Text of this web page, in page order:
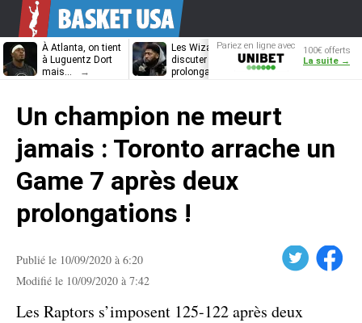
À Atlanta, on tient
à Luguentz Dort
mais…
Les Wizards vont
discuter
prolongation avec
Dennis
découvrira-t-il
Pariez en ligne avec
Unibet
100€ offerts
La suite →
Un champion ne meurt
jamais : Toronto arrache un
Game 7 après deux
prolongations !
Publié le 10/09/2020 à 6:20
Modifié le 10/09/2020 à 7:42
Facebook
Les Raptors s’imposent 125-122 après deux